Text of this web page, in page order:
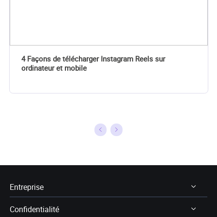
4 Façons de télécharger Instagram Reels sur
ordinateur et mobile
Entreprise
À Propos
Confidentialité